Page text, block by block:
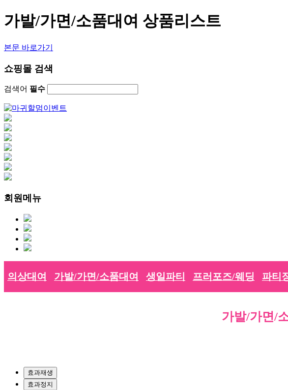
가발/가면/소품대여 상품리스트
본문 바로가기
쇼핑몰 검색
검색어 필수
회원메뉴
의상대여 가발/가면/소품대여 생일파티 프러포즈/웨딩 파티
가발/가면/
효과재생
효과정지